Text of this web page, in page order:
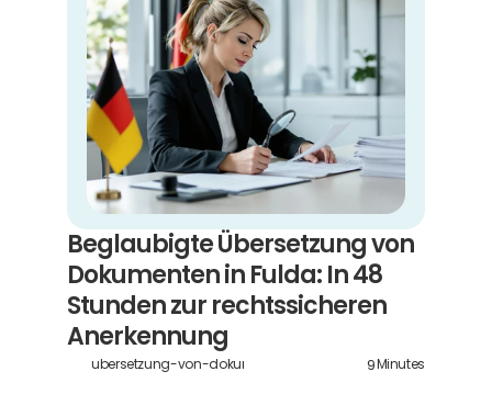
Beglaubigte Übersetzung von
Dokumenten in Fulda: In 48
Stunden zur rechtssicheren
Anerkennung
ubersetzung-von-dokumenten-fulda 9Minutes